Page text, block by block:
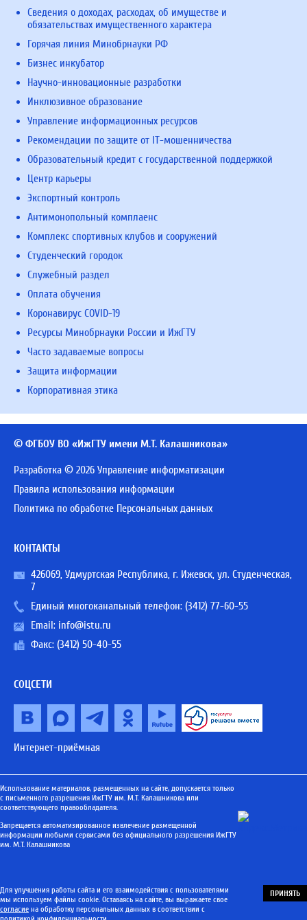
Сведения о доходах, расходах, об имуществе и
обязательствах имущественного характера
Горячая линия Минобрнауки РФ
Бизнес инкубатор
Научно-инновационные разработки
Инклюзивное образование
Управление информационных ресурсов
Рекомендации по защите от IT-мошенничества
Образовательный кредит с государственной поддержкой
Центр карьеры
Экспортный контроль
Антимонопольный комплаенс
Комплекс спортивных клубов и сооружений
Студенческий городок
Служебный раздел
Оплата обучения
Коронавирус COVID-19
Ресурсы Минобрнауки России и ИжГТУ
Часто задаваемые вопросы
Защита информации
Корпоративная этика
© ФГБОУ ВО «ИжГТУ имени М.Т. Калашникова»
Разработка © 2026 Управление информатизации
Правила использования информации
Политика по обработке Персональных данных
КОНТАКТЫ
426069, Удмуртская Республика, г. Ижевск, ул. Студенческая,
7
Единый многоканальный телефон: (3412) 77-60-55
Email: info@istu.ru
Факс: (3412) 50-40-55
СОЦСЕТИ
Интернет-приёмная
Использование материалов, размещенных на сайте, допускается только
с письменного разрешения ИжГТУ им. М.Т. Калашникова или
соответствующего правообладателя.
Запрещается автоматизированное извлечение размещенной
информации любыми сервисами без официального разрешения ИжГТУ
им. М.Т. Калашникова
Для улучшения работы сайта и его взаимодействия с пользователями
мы используем файлы cookie. Оставаясь на сайте, вы выражаете свое
согласие на обработку персональных данных в соответствии с
ПРИНЯТЬ